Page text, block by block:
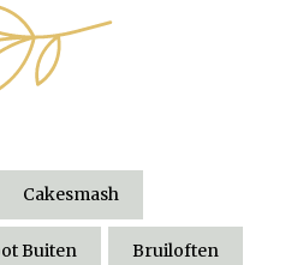
Cakesmash
Buiten Bruiloften